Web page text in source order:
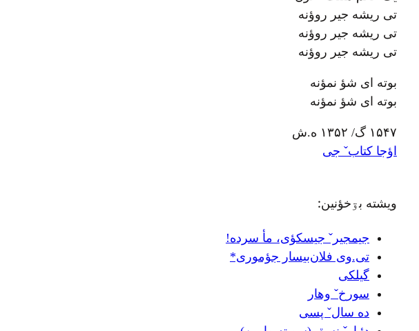
تی ریشه جیر روؤنه
تی ریشه جیر روؤنه
تی ریشه جیر روؤنه
بوته ای شؤ نمؤنه
بوته ای شؤ نمؤنه
۱۵۴۷ گ/ ۱۳۵۲ ه.ش
اؤجا کتابˇ جی
ويشته بۊخؤنين:
جيمجيرˇ جيسکؤی، مأ سرده!
تی.وی فلان‌بیسار جؤموری*
گیلکی
سورخˇ وهار
ده سالˇ پسی